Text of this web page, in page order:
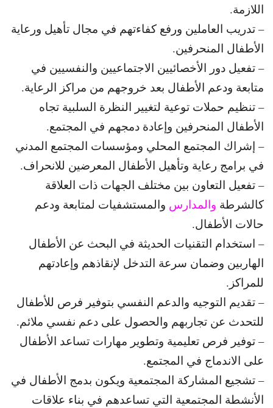
اللازمة.
– تدريب العاملين ورفع كفاءتهم في مجال تأهيل ورعاية
الأطفال المنحرفين.
– تفعيل دور الأخصائيين الاجتماعيين والنفسيين في
متابعة ودعم الأطفال بعد خروجهم من مراكز الرعاية.
– تنظيم حملات توعية لتغيير النظرة السلبية تجاه
الأطفال المنحرفين وإعادة دمجهم في المجتمع.
– إشراك المجتمع المحلي ومؤسسات المجتمع المدني
في برامج رعاية وتأهيل الأطفال المعرضين للانحراف.
– تفعيل التعاون بين مختلف الجهات ذات العلاقة
كالشرطة والمدارس والمستشفيات لمتابعة ودعم
حالات الأطفال.
– استخدام التقنيات الحديثة في البحث عن الأطفال
الهاربين وضمان سرعة التدخل لإنقاذهم وإعادتهم
للمراكز.
– تقديم التوجيه والدعم النفسي بتوفير فرص للأطفال
للتحدث عن تجاربهم والحصول على دعم نفسي ملائم.
– توفير فرص تعليمية وتطوير مهارات تساعد الأطفال
على الاندماج في المجتمع.
– تشجيع المشاركة المجتمعية ويكون بدمج الأطفال في
الأنشطة المجتمعية التي تساعدهم في بناء علاقات